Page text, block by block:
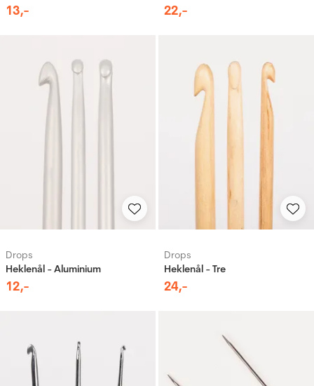
13,- 22,-
Drops
Heklenål - Aluminium
12,-
Drops
Heklenål - Tre
24,-